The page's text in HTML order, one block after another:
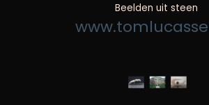
Beelden uit steen